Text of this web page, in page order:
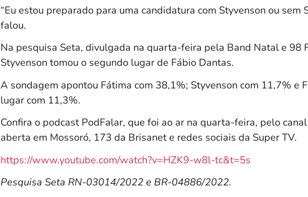
“Eu estou preparado para uma candidatura com Styvenson ou sem
falou.
Na pesquisa Seta, divulgada na quarta-feira pela Band Natal e 98
Styvenson tomou o segundo lugar de Fábio Dantas.
A sondagem apontou Fátima com 38,1%; Styvenson com 11,7% e
lugar com 11,3%.
Confira o podcast PodFalar, que foi ao ar na quarta-feira, pelo
aberta em Mossoró, 173 da Brisanet e redes sociais da Super TV.
https://www.youtube.com/watch?v=HZK9-w8l-tc&t=5s
Pesquisa Seta RN-03014/2022 e BR-04886/2022.